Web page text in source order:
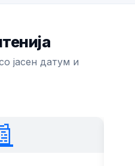
јасен датум и